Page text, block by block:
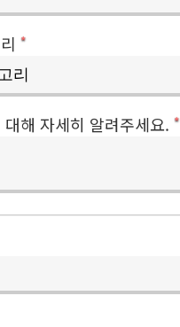
리*
대해 자세히 알려주세요.*